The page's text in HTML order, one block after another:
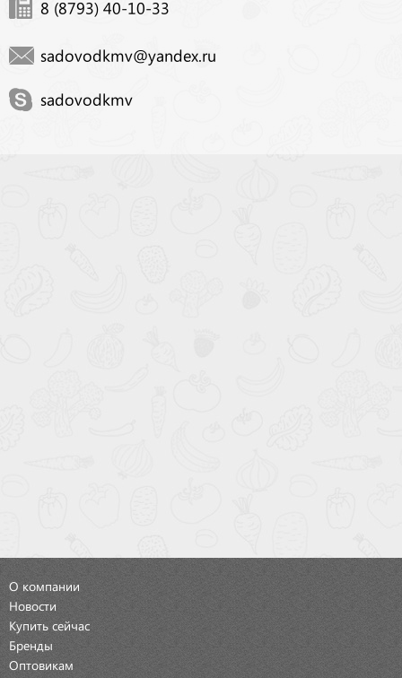
8 (8793) 40-10-33
sadovodkmv@yandex.ru
sadovodkmv
О компании
Новости
Купить сейчас
Бренды
Оптовикам